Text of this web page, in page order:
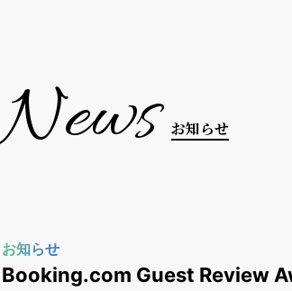
News お知らせ
お知らせ
Booking.com Guest Review